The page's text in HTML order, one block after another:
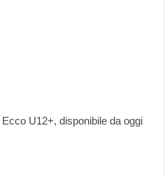
U12+, disponibile da oggi